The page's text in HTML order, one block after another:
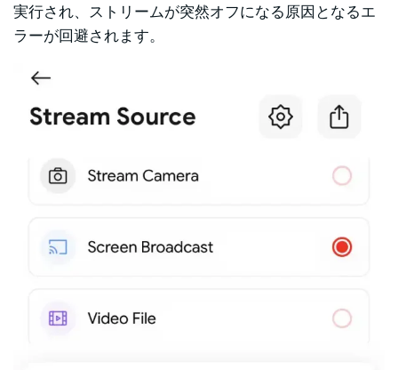
実行され、ストリームが突然オフになる原因となるエ
ラーが回避されます。